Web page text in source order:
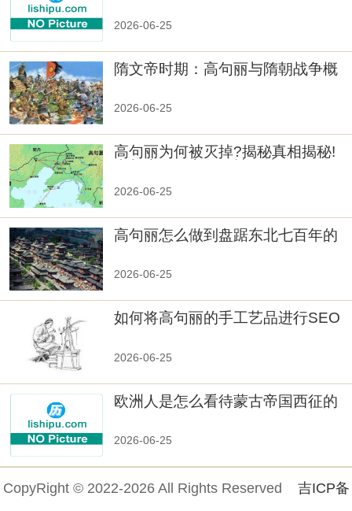
2026-06-25
隋文帝时期：高句丽与隋朝战争概
2026-06-25
高句丽为何被灭掉?揭秘真相揭秘!
2026-06-25
高句丽怎么做到盘踞东北七百年的
2026-06-25
如何将高句丽的手工艺品进行SEO
2026-06-25
欧洲人是怎么看待蒙古帝国西征的
2026-06-25
CopyRight © 2022-2026 All Rights Reserved 吉ICP备